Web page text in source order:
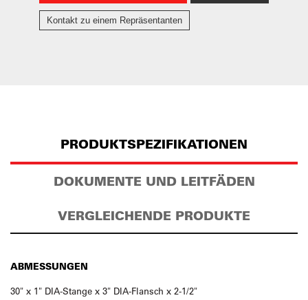
Kontakt zu einem Repräsentanten
PRODUKTSPEZIFIKATIONEN
DOKUMENTE UND LEITFÄDEN
VERGLEICHENDE PRODUKTE
ABMESSUNGEN
30" x 1" DIA-Stange x 3" DIA-Flansch x 2-1/2"